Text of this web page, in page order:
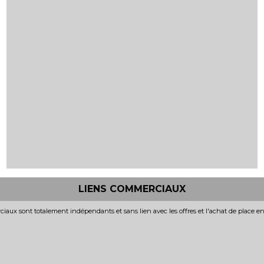
LIENS COMMERCIAUX
sont totalement indépendants et sans lien avec les offres et l'achat de place